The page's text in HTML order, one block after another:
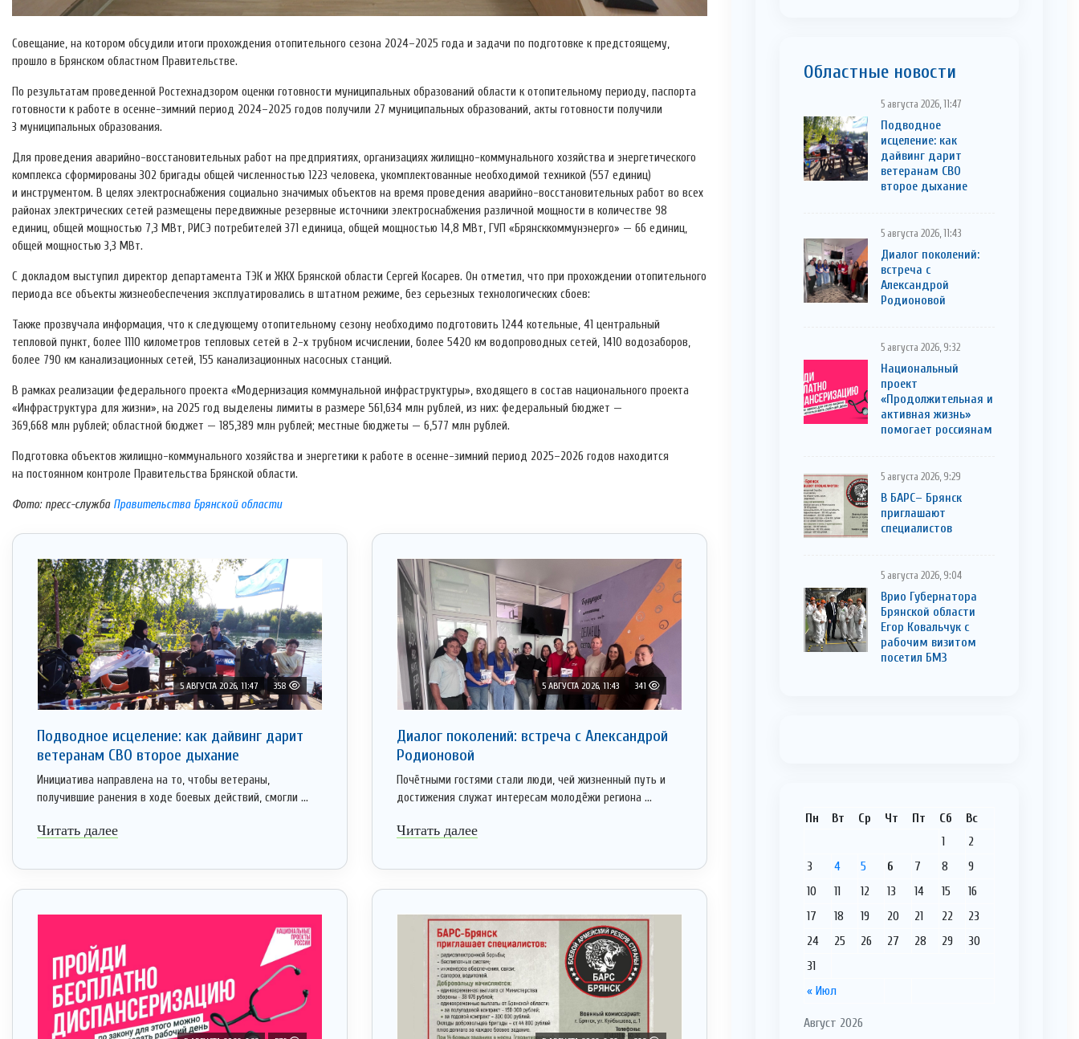
Совещание, на котором обсудили итоги прохождения отопительного сезона 2024–2025 года и задачи по подготовке к предстоящему,
прошло в Брянском областном Правительстве.
По результатам проведенной Ростехнадзором оценки готовности муниципальных образований области к отопительному периоду, паспорта
готовности к работе в осенне-зимний период 2024–2025 годов получили 27 муниципальных образований, акты готовности получили
3 муниципальных образования.
Для проведения аварийно-восстановительных работ на предприятиях, организациях жилищно-коммунального хозяйства и энергетического
комплекса сформированы 302 бригады общей численностью 1223 человека, укомплектованные необходимой техникой (557 единиц)
и инструментом. В целях электроснабжения социально значимых объектов на время проведения аварийно-восстановительных работ во всех
районах электрических сетей размещены передвижные резервные источники электроснабжения различной мощности в количестве 98
единиц, общей мощностью 7,3 МВт, РИСЭ потребителей 371 единица, общей мощностью 14,8 МВт, ГУП «Брянсккоммунэнерго» — 66 единиц,
общей мощностью 3,3 МВт.
С докладом выступил директор департамента ТЭК и ЖКХ Брянской области Сергей Косарев. Он отметил, что при прохождении отопительного
периода все объекты жизнеобеспечения эксплуатировались в штатном режиме, без серьезных технологических сбоев:
Также прозвучала информация, что к следующему отопительному сезону необходимо подготовить 1244 котельные, 41 центральный
тепловой пункт, более 1110 километров тепловых сетей в 2-х трубном исчислении, более 5420 км водопроводных сетей, 1410 водозаборов,
более 790 км канализационных сетей, 155 канализационных насосных станций.
В рамках реализации федерального проекта «Модернизация коммунальной инфраструктуры», входящего в состав национального проекта
«Инфраструктура для жизни», на 2025 год выделены лимиты в размере 561,634 млн рублей, из них: федеральный бюджет —
369,668 млн рублей; областной бюджет — 185,389 млн рублей; местные бюджеты — 6,577 млн рублей.
Подготовка объектов жилищно-коммунального хозяйства и энергетики к работе в осенне-зимний период 2025–2026 годов находится
на постоянном контроле Правительства Брянской области.
Фото: пресс-служба Правительства Брянской области
5 АВГУСТА 2026, 11:47 358
Подводное исцеление: как дайвинг дарит
ветеранам СВО второе дыхание
Инициатива направлена на то, чтобы ветераны,
получившие ранения в ходе боевых действий, смогли ...
Читать далее
5 АВГУСТА 2026, 11:43 341
Диалог поколений: встреча с Александрой
Родионовой
Почётными гостями стали люди, чей жизненный путь и
достижения служат интересам молодёжи региона ...
Читать далее
Областные новости
5 августа 2026, 11:47
Подводное
исцеление: как
дайвинг дарит
ветеранам СВО
второе дыхание
5 августа 2026, 11:43
Диалог поколений:
встреча с
Александрой
Родионовой
5 августа 2026, 9:32
Национальный
проект
«Продолжительная и
активная жизнь»
помогает россиянам
5 августа 2026, 9:29
В БАРС– Брянcк
приглaшают
cпециaлистoв
5 августа 2026, 9:04
Врио Губернатора
Брянской области
Егор Ковальчук с
рабочим визитом
посетил БМЗ
Август 2026
Пн Вт Ср Чт Пт Сб Вс
« Июл
1
2
3
4 5 6 7 8
9
10
11 12 13 14 15
16
17
18 19 20 21 22
23
24
25 26 27 28 29
30
31